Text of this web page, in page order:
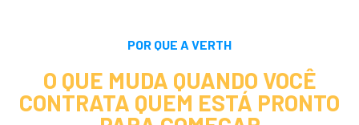
POR QUE A VERTH
O QUE MUDA QUANDO VOCÊ
CONTRATA QUEM ESTÁ PRONTO